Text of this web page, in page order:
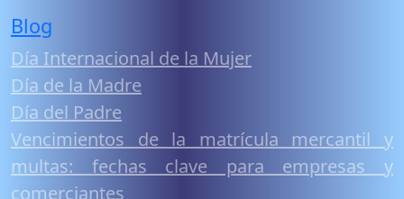
Blog
Día Internacional de la Mujer
Día de la Madre
Día del Padre
Vencimientos de la matrícula mercantil y
multas: fechas clave para empresas y
comerciantes